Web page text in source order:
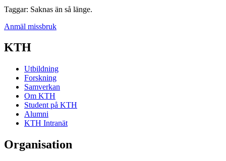
Taggar: Saknas än så länge.
Anmäl missbruk
KTH
Utbildning
Forskning
Samverkan
Om KTH
Student på KTH
Alumni
KTH Intranät
Organisation